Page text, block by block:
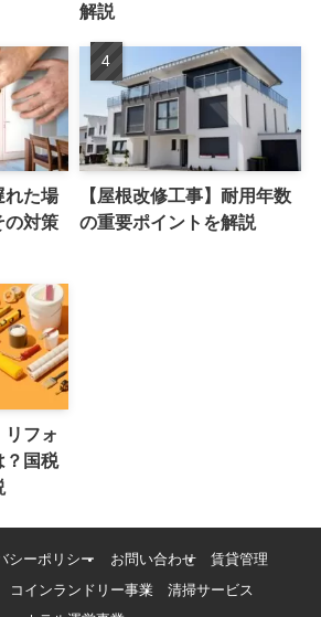
解説
れた場
の対策
【屋根改修工事】耐用年数
の重要ポイントを解説
リフォ
？国税
シーポリシー お問い合わせ
賃貸管理
コインランドリー事業
清掃サービス